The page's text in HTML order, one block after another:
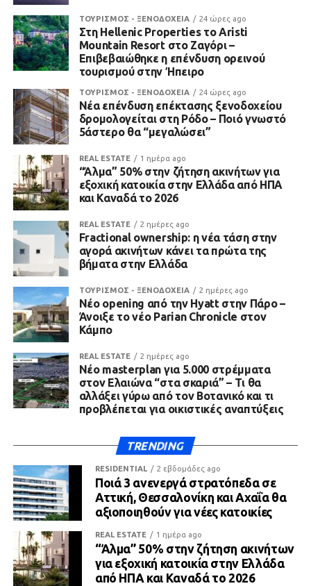
ΤΟΥΡΙΣΜΟΣ - ΞΕΝΟΔΟΧΕΙΑ 24 ώρες ago
Στη Hellenic Properties το Aristi
Mountain Resort στο Ζαγόρι –
Επιβεβαιώθηκε η επένδυση ορεινού
τουρισμού στην Ήπειρο
ΤΟΥΡΙΣΜΟΣ - ΞΕΝΟΔΟΧΕΙΑ 24 ώρες ago
Νέα επένδυση επέκτασης ξενοδοχείου
δρομολογείται στη Ρόδο – Ποιό γνωστό
5άστερο θα “μεγαλώσει”
REAL ESTATE 1 ημέρα ago
“Άλμα” 50% στην ζήτηση ακινήτων για
εξοχική κατοικία στην Ελλάδα από ΗΠΑ
και Καναδά το 2026
REAL ESTATE 2 ημέρες ago
Fractional ownership: η νέα τάση στην
αγορά ακινήτων κάνει τα πρώτα της
βήματα στην Ελλάδα
ΤΟΥΡΙΣΜΟΣ - ΞΕΝΟΔΟΧΕΙΑ 2 ημέρες ago
Νέο opening από την Hyatt στην Πάρο –
Άνοιξε το νέο Parian Chronicle στον
Κάμπο
REAL ESTATE 2 ημέρες ago
Νέο masterplan για 5.000 στρέμματα
στον Ελαιώνα “στα σκαριά” – Τι θα
αλλάξει γύρω από τον Βοτανικό και τι
προβλέπεται για οικιστικές αναπτύξεις
TRENDING
RESIDENTIAL 2 εβδομάδες ago
Ποιά 3 ανενεργά στρατόπεδα σε
Αττική, Θεσσαλονίκη και Αχαΐα θα
αξιοποιηθούν για νέες κατοικίες
REAL ESTATE 1 ημέρα ago
“Άλμα” 50% στην ζήτηση ακινήτων
για εξοχική κατοικία στην Ελλάδα
από ΗΠΑ και Καναδά το 2026